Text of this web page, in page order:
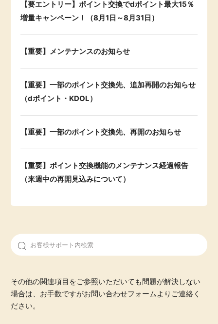
【要エントリー】ポイント交換でdポイント最大15％
増量キャンペーン！（8月1日～8月31日）
【重要】メンテナンスのお知らせ
【重要】一部のポイント交換先、追加再開のお知らせ
（dポイント・KDOL）
【重要】一部のポイント交換先、再開のお知らせ
【重要】ポイント交換機能のメンテナンス経過報告
（来週中の再開見込みについて）
その他の関連項目をご参照いただいても問題が解決しない
場合は、お手数ですがお問い合わせフォームよりご連絡く
ださい。